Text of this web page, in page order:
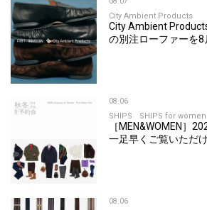
City Ambient Products
City Ambient
の別注ローファーを
08.06
SHIPS SHIPS for women
［MEN&WOMEN］
一足早くご覧いただ
08.06